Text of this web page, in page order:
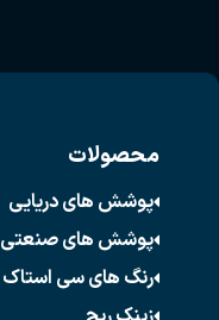
محصولات
پوشش های دریایی
پوشش های صنعتی
رنگ های سی استاک